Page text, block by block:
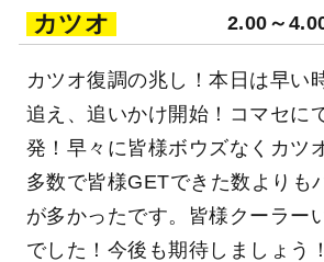
カツオ 2.00～
カツオ復調の兆し！本日は早い
追え、追いかけ開始！コマセに
発！早々に皆様ボウズなくカツ
多数で皆様GETできた数よりも
が多かったです。皆様クーラー
でした！今後も期待しましょう